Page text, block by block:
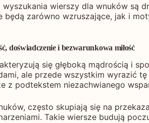
wierszy dla wnuków są
będą zarówno wzruszające, jak i
doświadczenie i bezwarunkowa miłość
się głęboką mądrością i
ale przede wszystkim wyrazić
z podtekstem niezachwianego
często skupiają się na
Takie wiersze budują